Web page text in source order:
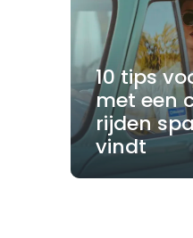
10 tips
met een
rijden
vindt